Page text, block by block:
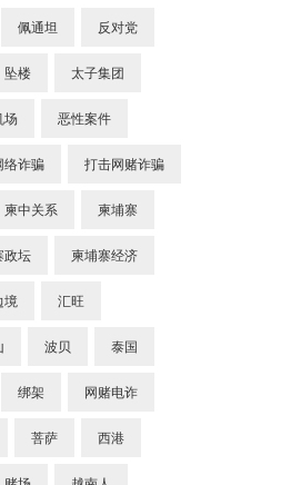
佩通坦 反对党
坠楼 太子集团
场 恶性案件
络诈骗 打击网赌诈骗
柬中关系 柬埔寨
政坛 柬埔寨经济
境 汇旺
波贝 泰国
绑架 网赌电诈
菩萨 西港